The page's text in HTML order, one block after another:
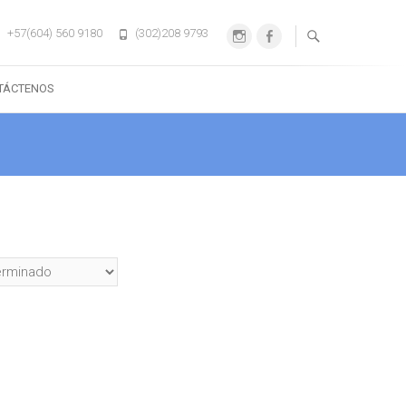
InstagramFacebook
+57(604) 560 9180 (302)208 9793